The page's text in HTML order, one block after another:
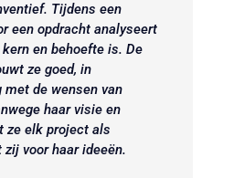
Tijdens een
een opdracht analyseert
en behoefte is. De
ze goed, in
met de wensen van
haar visie en
ze elk project als
voor haar ideeën.